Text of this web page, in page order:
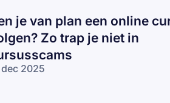
je van plan een online
Zo trap je niet in
dec 2025